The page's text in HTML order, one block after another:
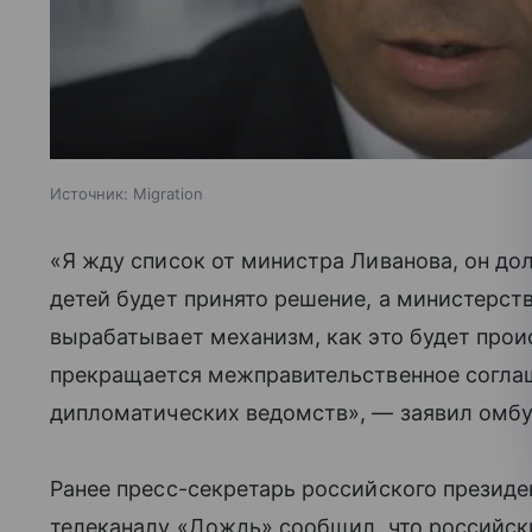
Источник: Migration
«Я жду список от министра Ливанова, он
детей будет принято решение, а
вырабатывает механизм, как это будет
прекращается межправительственное
дипломатических ведомств», — заявил
Ранее пресс-секретарь российского
телеканалу «Дождь» сообщил, что